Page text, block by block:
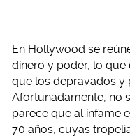
En Hollywood se
dinero y poder, lo
que los depravados y
Afortunadamente, no
parece que al infame
70 años, cuyas